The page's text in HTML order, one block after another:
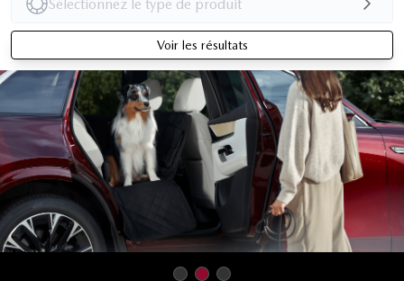
Voir les résultats